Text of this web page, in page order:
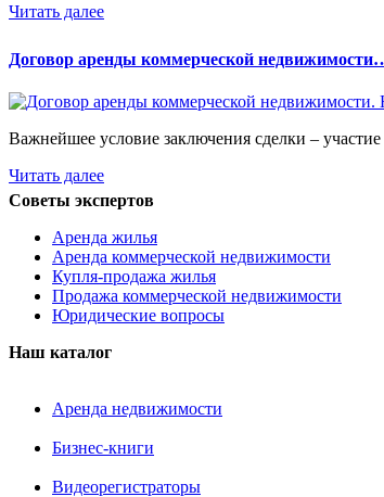
Читать далее
Договор аренды коммерческой
Важнейшее условие заключения сделки –
Читать далее
Советы экспертов
Аренда жилья
Аренда коммерческой недвижимости
Купля-продажа жилья
Продажа коммерческой недвижимости
Юридические вопросы
Наш каталог
Аренда недвижимости
Бизнес-книги
Видеорегистраторы